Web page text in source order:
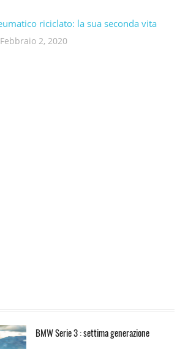
riciclato: la sua seconda vita​
Febbraio 2, 2020
BMW Serie 3 : settima generazione